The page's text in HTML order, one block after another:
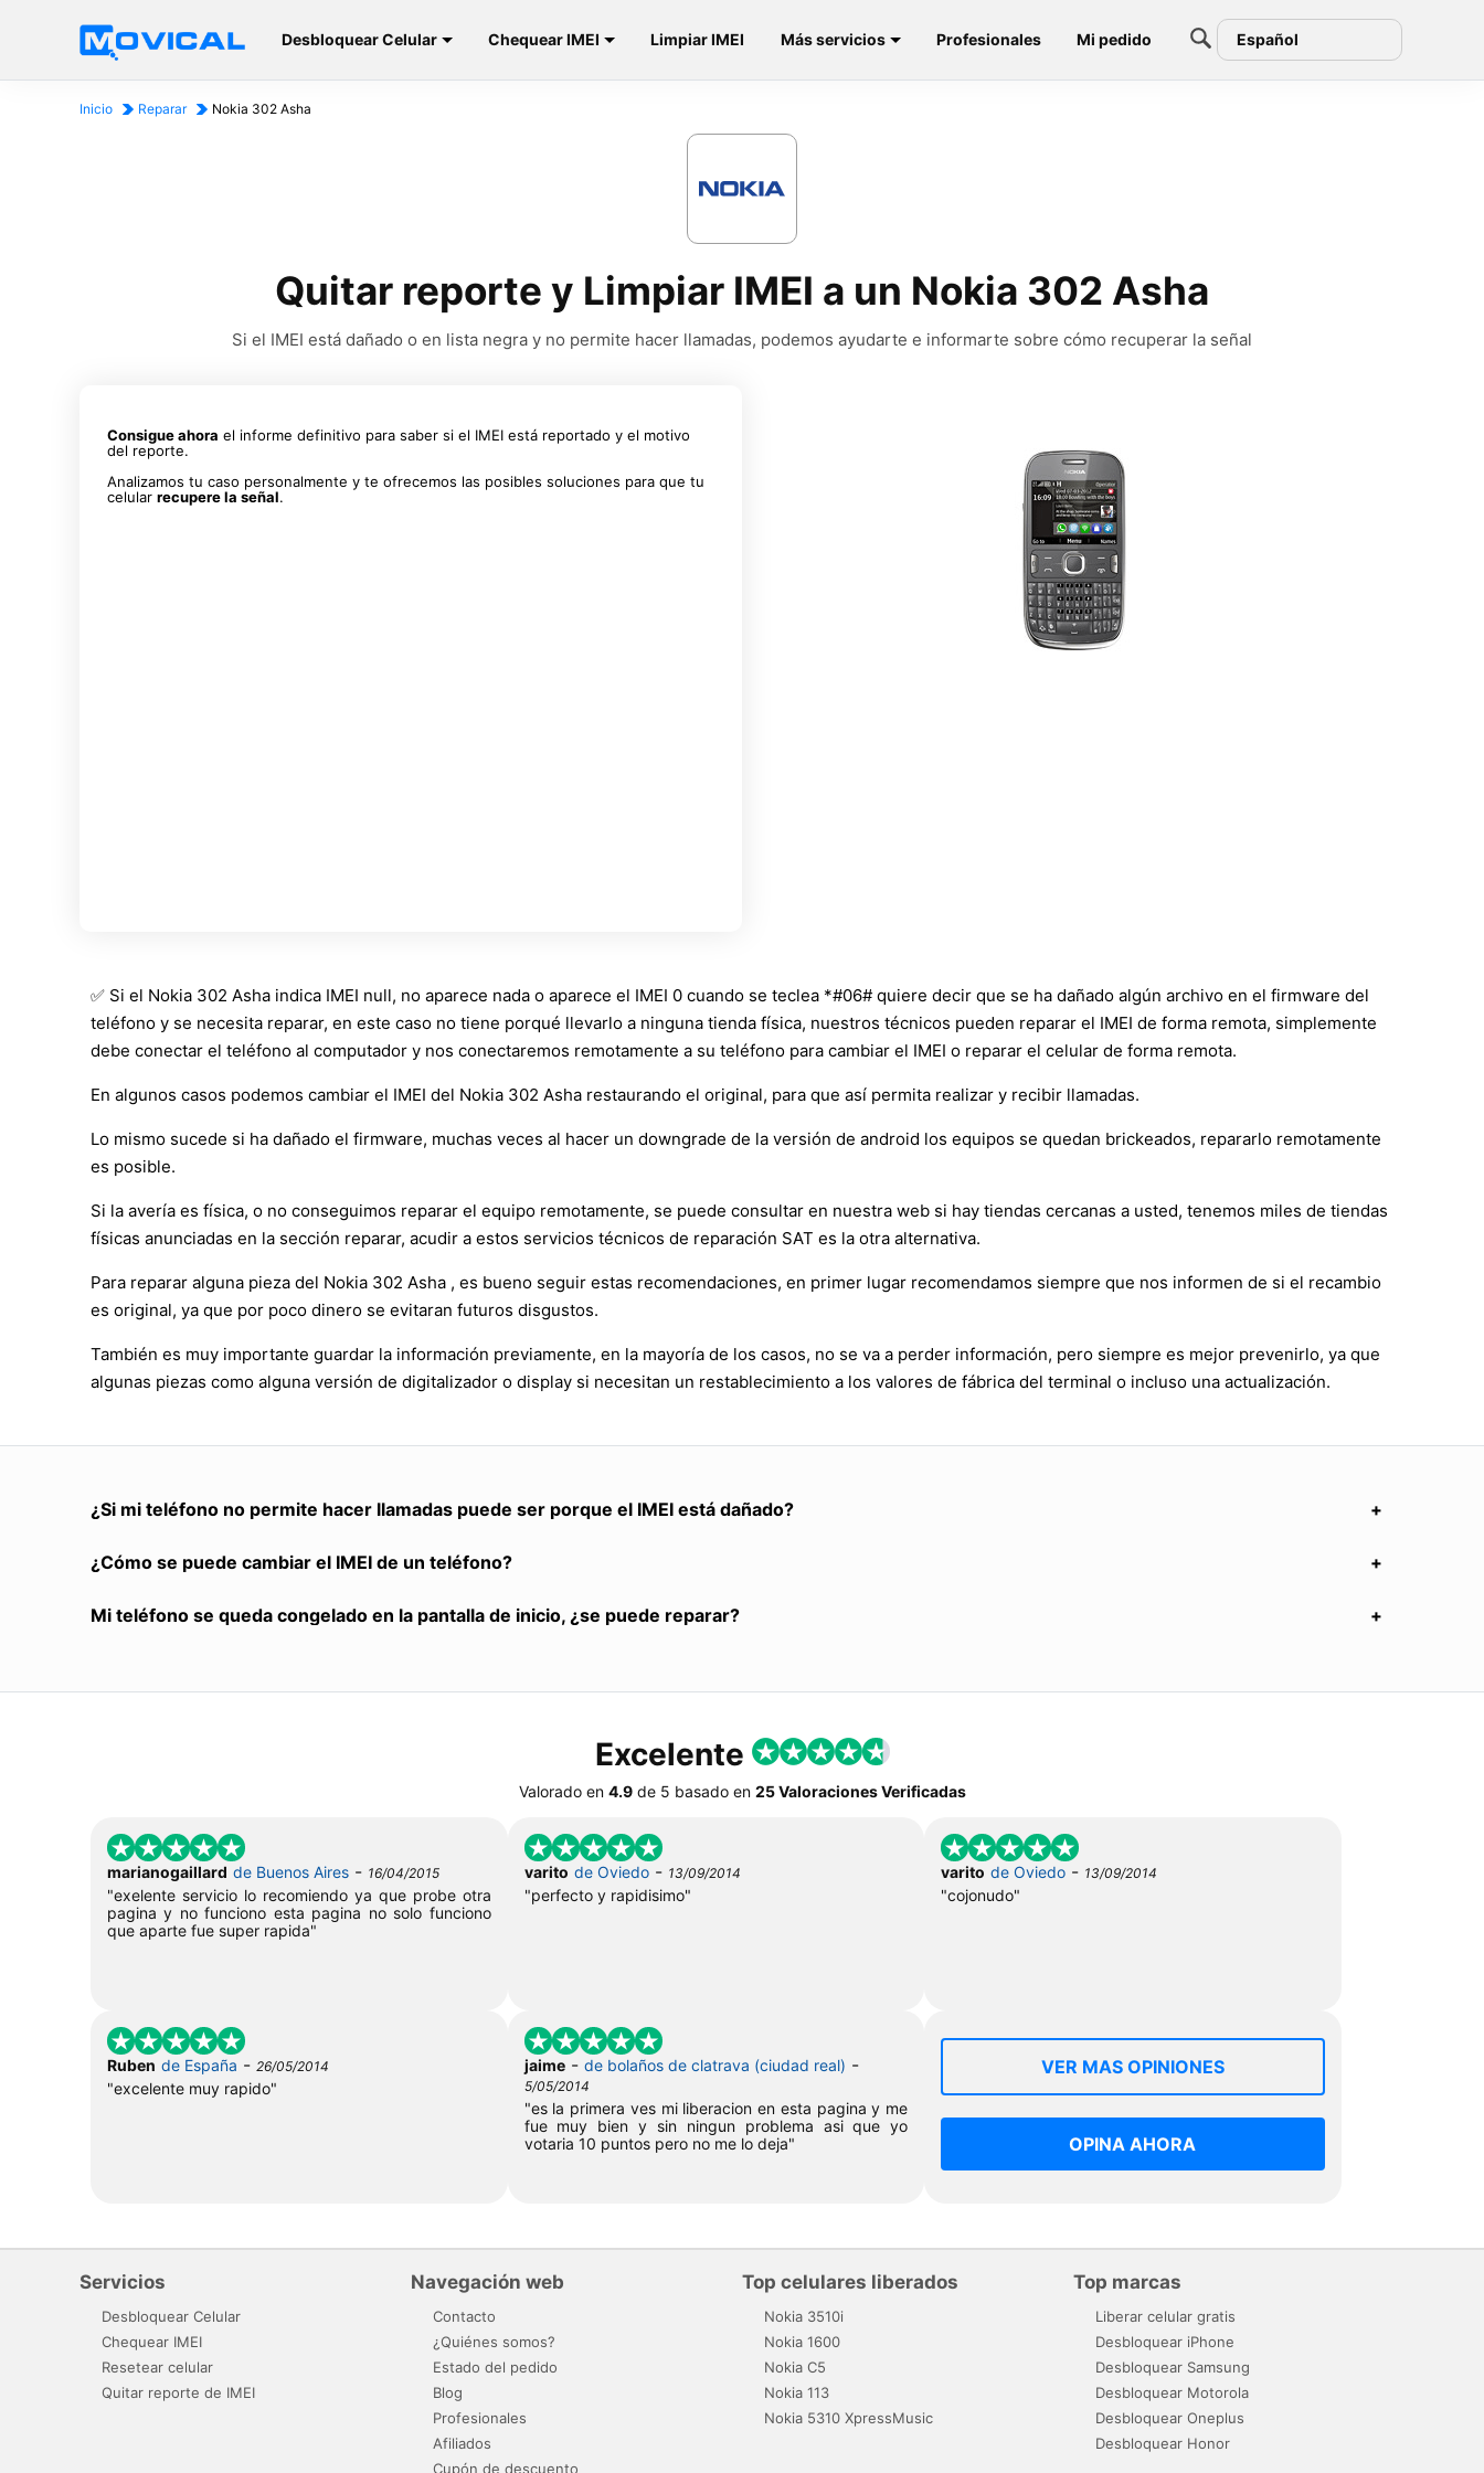
Desbloquear Celular Chequear IMEI Limpiar IMEI Más servicios Profesionales Mi pedido Español
Inicio Reparar Nokia 302 Asha
Quitar reporte y Limpiar IMEI a un Nokia 302 Asha
Si el IMEI está dañado o en lista negra y no permite hacer llamadas, podemos ayudarte e informarte sobre cómo recuperar la señal
Consigue ahora el informe definitivo para saber si el IMEI está reportado y el motivo
del reporte.
Analizamos tu caso personalmente y te ofrecemos las posibles soluciones para que tu
celular recupere la señal.
✅ Si el Nokia 302 Asha indica IMEI null, no aparece nada o aparece el IMEI 0 cuando se teclea *#06# quiere decir que se ha dañado algún archivo en el firmware del
teléfono y se necesita reparar, en este caso no tiene porqué llevarlo a ninguna tienda física, nuestros técnicos pueden reparar el IMEI de forma remota, simplemente
debe conectar el teléfono al computador y nos conectaremos remotamente a su teléfono para cambiar el IMEI o reparar el celular de forma remota.
En algunos casos podemos cambiar el IMEI del Nokia 302 Asha restaurando el original, para que así permita realizar y recibir llamadas.
Lo mismo sucede si ha dañado el firmware, muchas veces al hacer un downgrade de la versión de android los equipos se quedan brickeados, repararlo remotamente
es posible.
Si la avería es física, o no conseguimos reparar el equipo remotamente, se puede consultar en nuestra web si hay tiendas cercanas a usted, tenemos miles de tiendas
físicas anunciadas en la sección reparar, acudir a estos servicios técnicos de reparación SAT es la otra alternativa.
Para reparar alguna pieza del Nokia 302 Asha , es bueno seguir estas recomendaciones, en primer lugar recomendamos siempre que nos informen de si el recambio
es original, ya que por poco dinero se evitaran futuros disgustos.
También es muy importante guardar la información previamente, en la mayoría de los casos, no se va a perder información, pero siempre es mejor prevenirlo, ya que
algunas piezas como alguna versión de digitalizador o display si necesitan un restablecimiento a los valores de fábrica del terminal o incluso una actualización.
¿Si mi teléfono no permite hacer llamadas puede ser porque el IMEI está dañado?
¿Cómo se puede cambiar el IMEI de un teléfono?
Mi teléfono se queda congelado en la pantalla de inicio, ¿se puede reparar?
Excelente
Valorado en 4.9de 5 basado en 25 Valoraciones Verificadas
marianogaillard de Buenos Aires - 16/04/2015
"exelente servicio lo recomiendo ya que probe otra
pagina y no funciono esta pagina no solo funciono
que aparte fue super rapida"
varito de Oviedo- 13/09/2014
"perfecto y rapidisimo"
varito de Oviedo - 13/09/2014
"cojonudo"
Ruben de España - 26/05/2014
"excelente muy rapido"
jaime- de bolaños de clatrava (ciudad real) -
5/05/2014
"es la primera ves mi liberacion en esta pagina y me
fue muy bien y sin ningun problema asi que yo
votaria 10 puntos pero no me lo deja"
VER MAS OPINIONES
OPINA AHORA
Servicios
Desbloquear Celular
Chequear IMEI
Resetear celular
Quitar reporte de IMEI
Navegación web
Contacto
¿Quiénes somos?
Estado del pedido
Blog
Profesionales
Afiliados
Cupón de descuento
Top celulares liberados
Nokia 3510i
Nokia 1600
Nokia C5
Nokia 113
Nokia 5310 XpressMusic
Top marcas
Liberar celular gratis
Desbloquear iPhone
Desbloquear Samsung
Desbloquear Motorola
Desbloquear Oneplus
Desbloquear Honor